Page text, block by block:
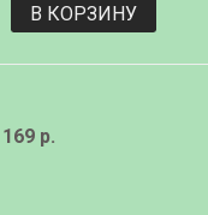
В КОРЗИНУ
169 р.